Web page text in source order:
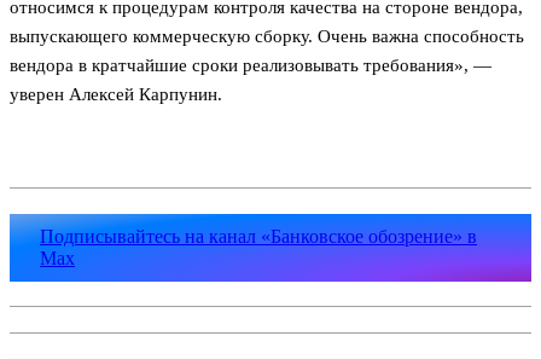
относимся к процедурам контроля качества на стороне вендора,
выпускающего коммерческую сборку. Очень важна способность
вендора в кратчайшие сроки реализовывать требования», —
уверен Алексей Карпунин.
Подписывайтесь на канал «Банковское обозрение» в
Max